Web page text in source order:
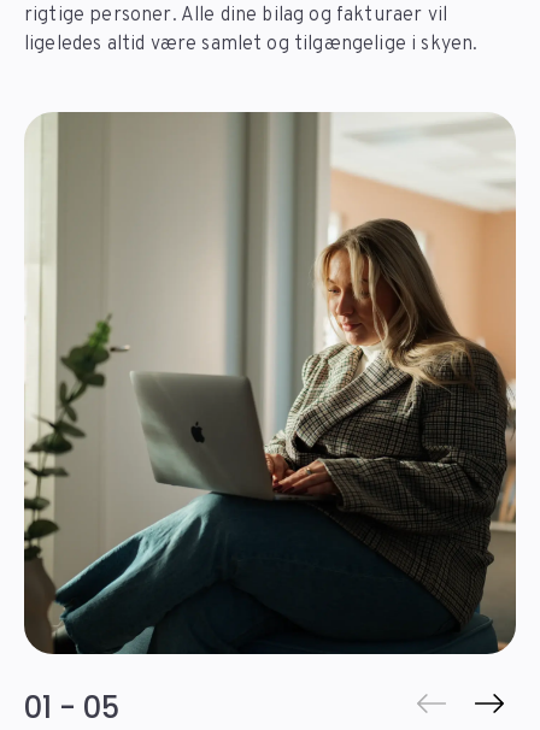
rigtige personer. Alle dine bilag og fakturaer vil
ligeledes altid være samlet og tilgængelige i skyen.
01 - 05